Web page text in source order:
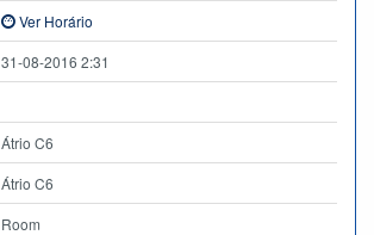
Ver Horário
31-08-2016 2:31
Átrio C6
Átrio C6
Room